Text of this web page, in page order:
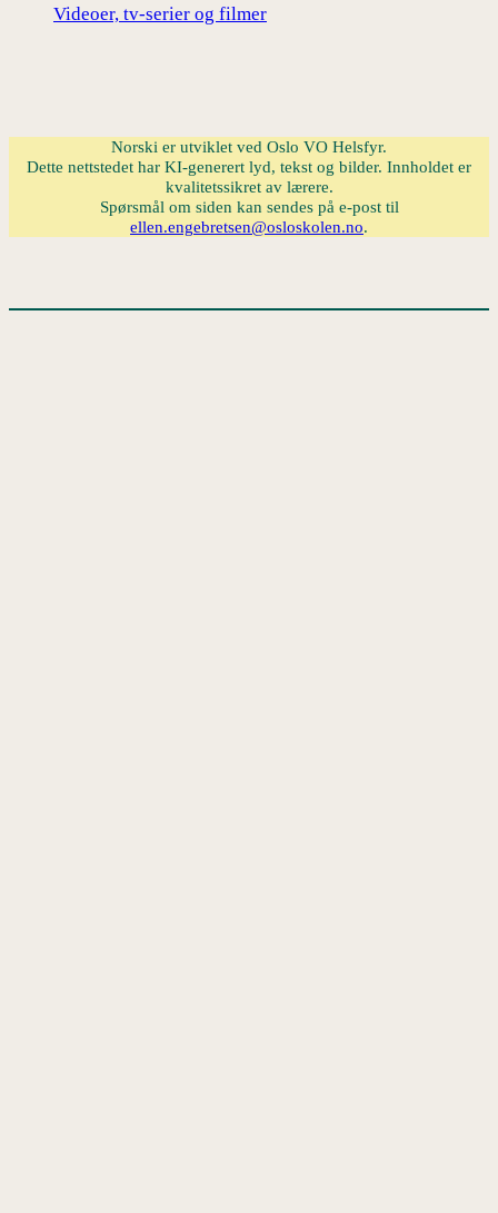
Videoer, tv-serier og filmer
Norski er utviklet ved Oslo VO Helsfyr.
Dette nettstedet har KI-generert lyd, tekst og bilder. Innholdet er
kvalitetssikret av lærere.
Spørsmål om siden kan sendes på e-post til
ellen.engebretsen@osloskolen.no.